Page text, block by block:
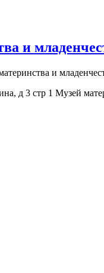
и
и
д 3 стр 1 Музей